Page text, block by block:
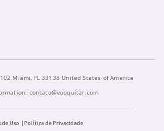
Miami, FL 33138 United States of America
contato@vouquitar.com
Uso Política de Privacidade